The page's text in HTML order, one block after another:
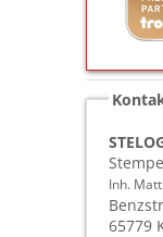
Inh.
65779